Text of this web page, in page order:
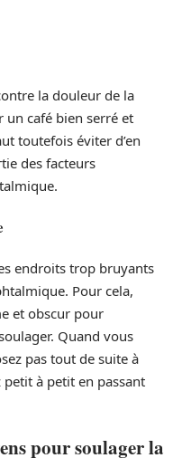
la douleur de la
un café bien serré et
toutefois éviter d’en
des facteurs
endroits trop bruyants
Pour cela,
et obscur pour
Quand vous
pas tout de suite à
à petit en passant
pour soulager la